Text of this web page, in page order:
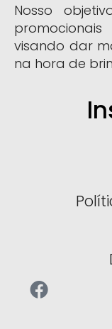
Nosso
visando dar
na hora de